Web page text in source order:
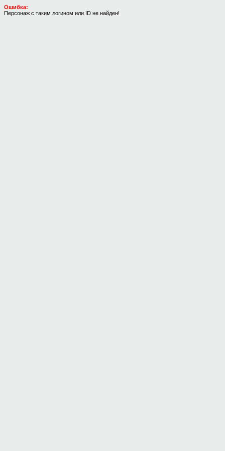
Ошибка:
Персонаж с таким логином или ID не найден!